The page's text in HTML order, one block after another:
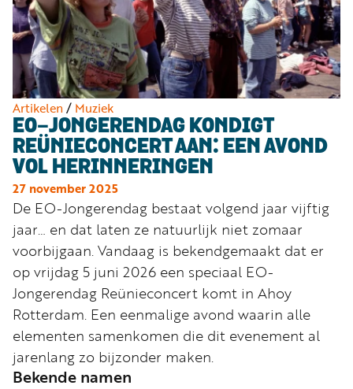
Artikelen/ Muziek
EO-JONGERENDAG KONDIGT
REÜNIECONCERT AAN: EEN AVOND
VOL HERINNERINGEN
27 november 2025
De EO-Jongerendag bestaat volgend jaar vijftig
jaar… en dat laten ze natuurlijk niet zomaar
voorbijgaan. Vandaag is bekendgemaakt dat er
op vrijdag 5 juni 2026 een speciaal EO-
Jongerendag Reünieconcert komt in Ahoy
Rotterdam. Een eenmalige avond waarin alle
elementen samenkomen die dit evenement al
jarenlang zo bijzonder maken.
Bekende namen
Kanalen
Steun
onze
missie
Info
Word
nu
vriend
Businessclub
Adverteren
Winkel
Privacy